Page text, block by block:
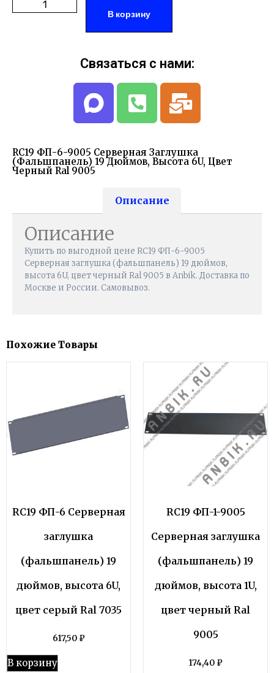
В корзину
RC19 ФП-6-9005 Серверная Заглушка
(фальшпанель) 19 Дюймов, Высота 6U, Цвет
Черный Ral 9005
Описание
Описание
Купить по выгодной цене RC19 ФП-6-9005
Серверная заглушка (фальшпанель) 19 дюймов,
высота 6U, цвет черный Ral 9005 в Anbik. Доставка по
Москве и России. Самовывоз.
Связаться с нами:
Похожие Товары
RC19 ФП-6 Серверная
заглушка
(фальшпанель) 19
дюймов, высота 6U,
цвет серый Ral 7035
617,50 ₽
В корзину
RC19 ФП-1-9005
Серверная заглушка
(фальшпанель) 19
дюймов, высота 1U,
цвет черный Ral
9005
174,40 ₽